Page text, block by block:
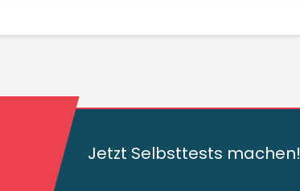
Jetzt Selbsttests machen!